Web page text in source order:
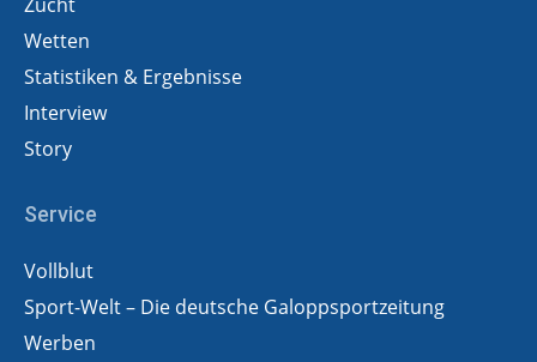
Wetten
Statistiken & Ergebnisse
Interview
Story
Service
Vollblut
Sport-Welt – Die deutsche Galoppsportzeitung
Werben